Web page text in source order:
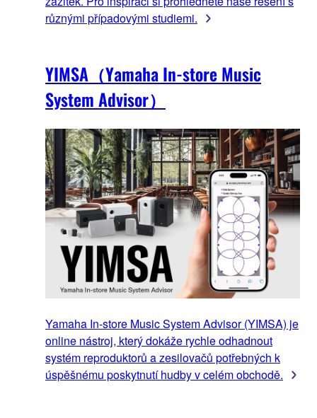
různými případovými studiemi.
YIMSA（Yamaha In-store Music
System Advisor）
Yamaha In-store Music System Advisor (YIMSA) je
online nástroj, který dokáže rychle odhadnout
systém reproduktorů a zesilovačů potřebných k
úspěšnému poskytnutí hudby v celém obchodě.